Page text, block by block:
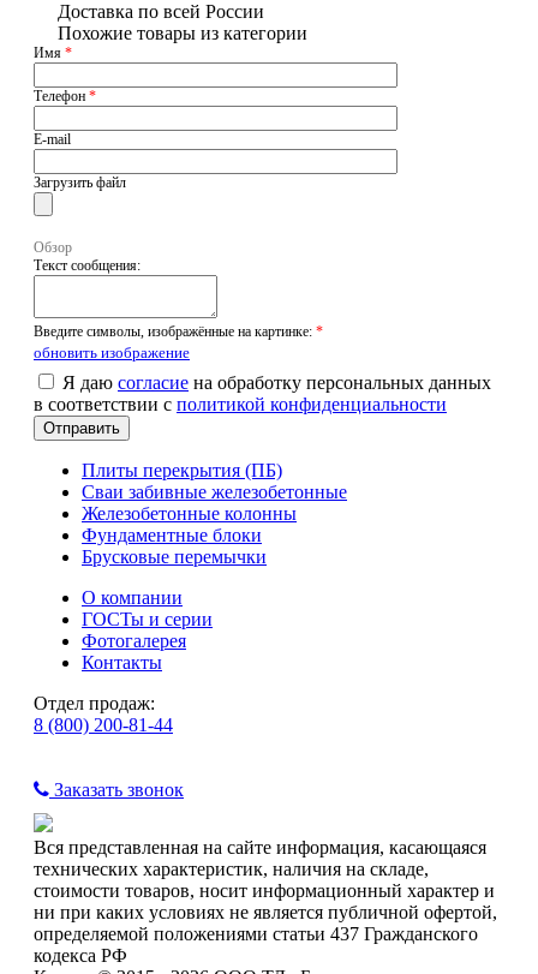
Доставка по всей России
Похожие товары из категории
Имя *
Телефон *
E-mail
Загрузить файл
Обзор
Текст сообщения:
Введите символы, изображённые на картинке: *
обновить изображение
Я даю согласие на обработку персональных данных
в соответствии с политикой конфиденциальности
Плиты перекрытия (ПБ)
Сваи забивные железобетонные
Железобетонные колонны
Фундаментные блоки
Брусковые перемычки
О компании
ГОСТы и серии
Фотогалерея
Контакты
Отдел продаж:
8 (800) 200-81-44
Заказать звонок
Вся представленная на сайте информация, касающаяся
технических характеристик, наличия на складе,
стоимости товаров, носит информационный характер и
ни при каких условиях не является публичной офертой,
определяемой положениями статьи 437 Гражданского
кодекса РФ